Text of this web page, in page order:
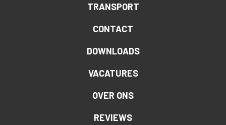
TRANSPORT
CONTACT
DOWNLOADS
VACATURES
OVER ONS
REVIEWS